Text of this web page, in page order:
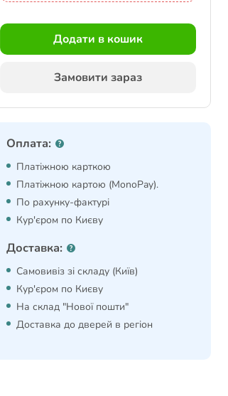
Додати в кошик
Замовити зараз
Оплата:
Платіжною карткою
Платіжною картою (MonoPay).
По рахунку-фактурі
Кур'єром по Києву
Доставка:
Самовивіз зі складу (Київ)
Кур'єром по Києву
На склад "Нової пошти"
Доставка до дверей в регіон